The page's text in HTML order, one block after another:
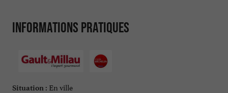
Informations pratiques
Situation : En ville